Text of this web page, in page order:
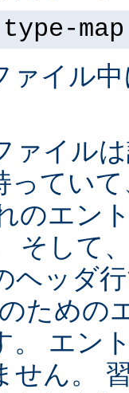
type-
ァイル
ァイル
ってい
のエン
そして
ヘッダ
ための
。 エン
せん。